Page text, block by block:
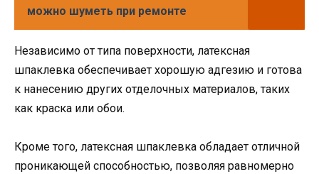
можно шуметь при ремонте
Независимо от типа поверхности, латексная
шпаклевка обеспечивает хорошую адгезию и готова
к нанесению других отделочных материалов, таких
как краска или обои.
Кроме того, латексная шпаклевка обладает отличной
проникающей способностью, позволяя равномерно